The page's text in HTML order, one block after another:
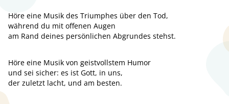
Höre eine Musik des Triumphes über den Tod,
während du mit offenen Augen
am Rand deines persönlichen Abgrundes stehst.
Höre eine Musik von geistvollstem Humor
und sei sicher: es ist Gott, in uns,
der zuletzt lacht, und am besten.